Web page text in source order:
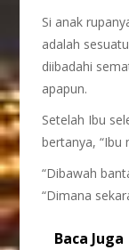
Si anak
adalah
diibadahi
apapun.
Setelah Ibu
bertanya, “Ibu
“Dibawah
“Dimana
Baca Juga